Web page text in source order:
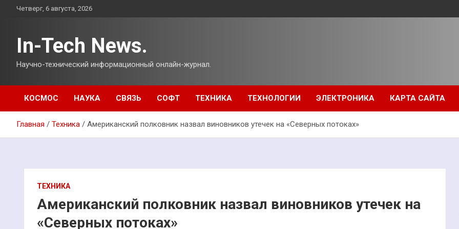
ПерейтиЧетверг, 6 августа, 2026
In-Tech News.
Научно-технический информационный онлайн-журнал.
КОСМОС НАУКА СВЯЗЬ СОФТ ТЕХНИКА ТЕХНОЛОГИИ ЭЛЕКТРОНИКА КАРТА САЙТА
Главная Техника Американский полковник назвал виновников утечек на «Северных потоках»
ТЕХНИКА
Американский полковник назвал виновников утечек на
«Северных потоках»